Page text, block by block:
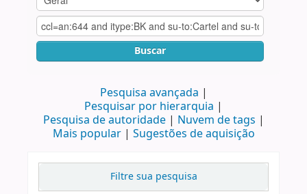
Buscar
Pesquisa avançada
Pesquisar por hierarquia
Pesquisa de autoridade
Nuvem de tags
Mais popular
Sugestões de aquisição
Filtre sua pesquisa